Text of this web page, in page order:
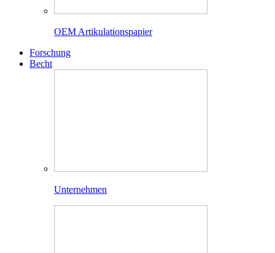
OEM Artikulationspapier
Forschung
Becht
Unternehmen